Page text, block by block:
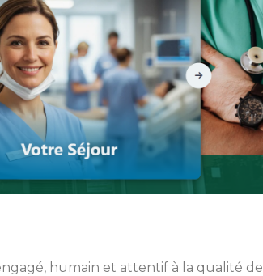
humain et attentif à la qualité de